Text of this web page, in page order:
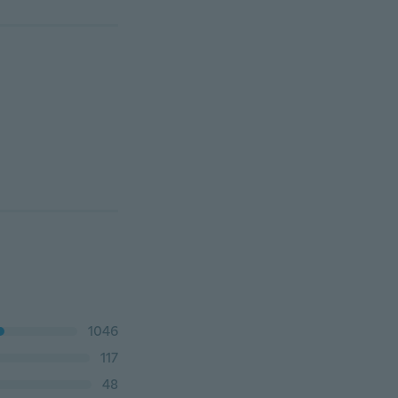
1046
117
48